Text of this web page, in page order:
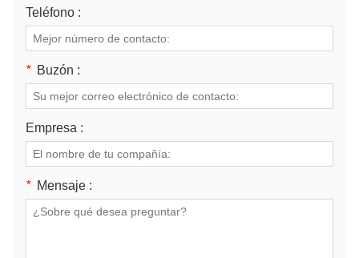
Teléfono :
* Buzón :
Empresa :
* Mensaje :